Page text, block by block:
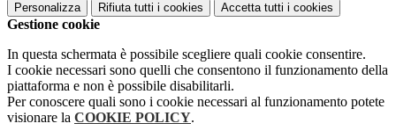
Personalizza Rifiuta tutti i cookies Accetta tutti i cookies
Gestione cookie
In questa schermata è possibile scegliere quali cookie consentire.
I cookie necessari sono quelli che consentono il funzionamento della
piattaforma e non è possibile disabilitarli.
Per conoscere quali sono i cookie necessari al funzionamento potete
visionare la COOKIE POLICY.